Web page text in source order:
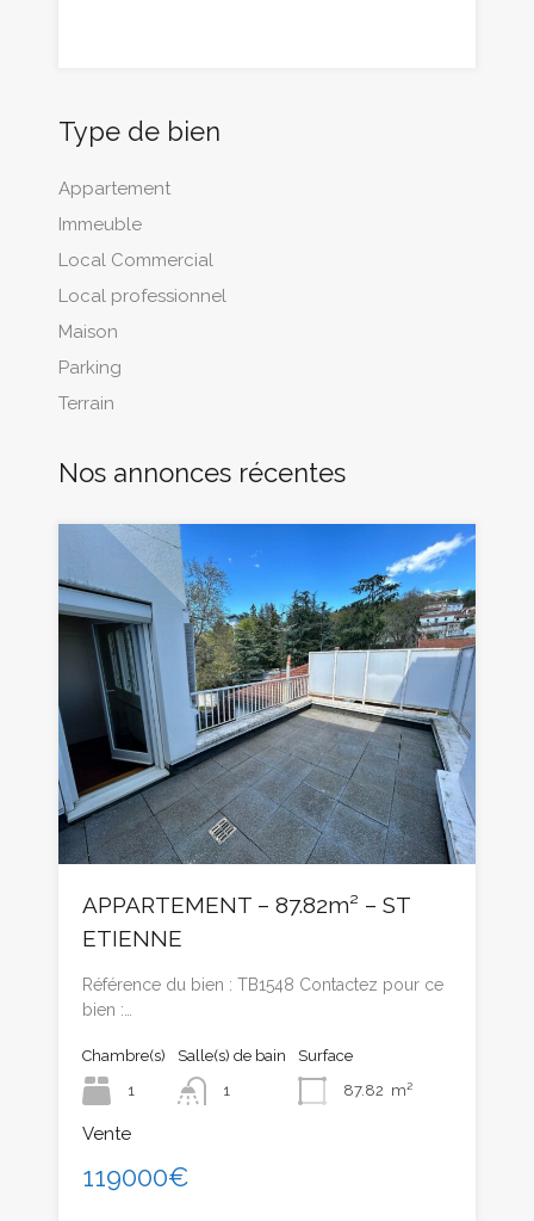
Type de bien
Appartement
Immeuble
Local Commercial
Local professionnel
Maison
Parking
Terrain
Nos annonces récentes
APPARTEMENT – 87.82m² – ST
ETIENNE
Référence du bien : TB1548 Contactez pour ce
bien :…
Chambre(s)
1
Salle(s) de bain
1
Surface
87.82 m²
Vente
119000€